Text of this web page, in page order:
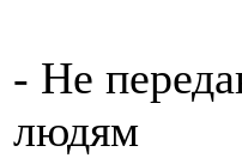
- Не
людям